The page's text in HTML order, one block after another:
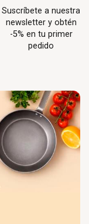
Suscríbete a nuestra
newsletter y obtén
-5% en tu primer
pedido